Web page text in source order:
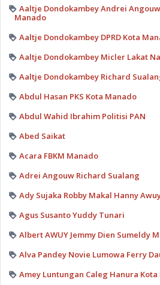
Aaltje Dondokambey Andrei
Manado
Aaltje Dondokambey DPRD Kota
Aaltje Dondokambey Micler Lakat
Aaltje Dondokambey Richard
Abdul Hasan PKS Kota Manado
Abdul Wahid Ibrahim Politisi PAN
Abed Saikat
Acara FBKM Manado
Adrei Angouw Richard Sualang
Ady Sujaka Robby Makal Hanny
Agus Susanto Yuddy Tunari
Albert AWUY Jemmy Dien Sumeldy
Alva Pandey Novie Lumowa Ferry
Amey Luntungan Caleg Hanura